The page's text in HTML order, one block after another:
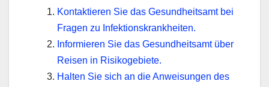
Kontaktieren Sie das Gesundheitsamt bei
Fragen zu Infektionskrankheiten.
Informieren Sie das Gesundheitsamt über
Reisen in Risikogebiete.
Halten Sie sich an die Anweisungen des